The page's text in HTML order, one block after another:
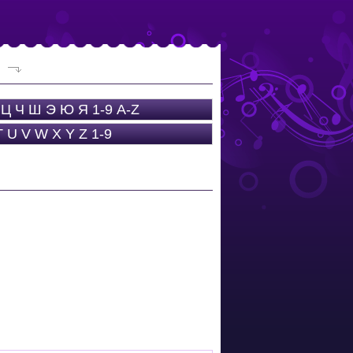
Ц Ч Ш Э Ю Я 1-9 A-Z
U V W X Y Z 1-9